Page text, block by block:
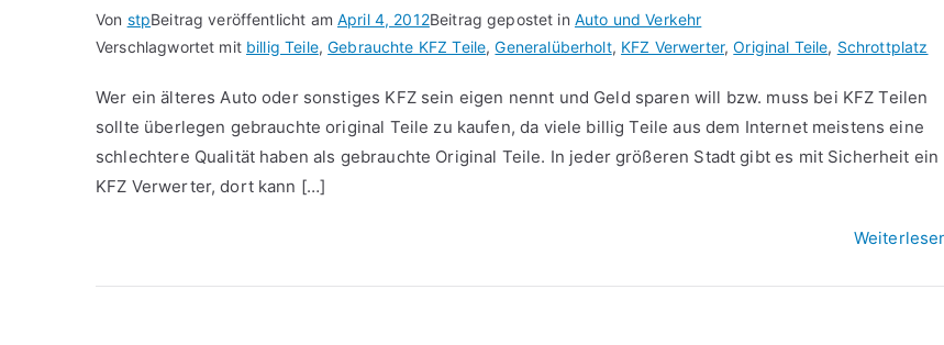
Von stpBeitrag veröffentlicht am April 4, 2012Beitrag gepostet in Auto und Verkehr
Verschlagwortet mit billig Teile,Gebrauchte KFZ Teile,Generalüberholt, KFZ Verwerter,Original Teile, Schrottplatz
Wer ein älteres Auto oder sonstiges KFZ sein eigen nennt und Geld sparen will bzw. muss bei KFZ Teilen
sollte überlegen gebrauchte original Teile zu kaufen, da viele billig Teile aus dem Internet meistens eine
schlechtere Qualität haben als gebrauchte Original Teile. In jeder größeren Stadt gibt es mit Sicherheit ein
KFZ Verwerter, dort kann […]